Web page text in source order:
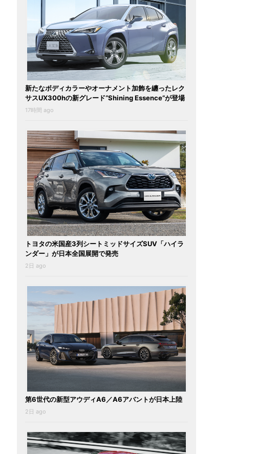
新たなボディカラーやオーナメント加飾を纏ったレク
サスUX300hの新グレード“Shining Essence”が登場
17時間 ago
トヨタの米国産3列シートミッドサイズSUV「ハイラ
ンダー」が日本全国展開で発売
2日 ago
第6世代の新型アウディA6／A6アバントが日本上陸
2日 ago